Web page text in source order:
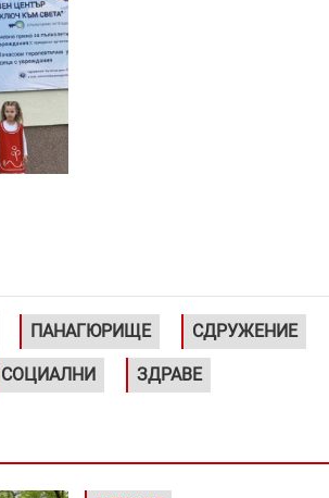
ПАНАГЮРИЩЕ СДРУЖЕНИЕ
СОЦИАЛНИ ЗДРАВЕ